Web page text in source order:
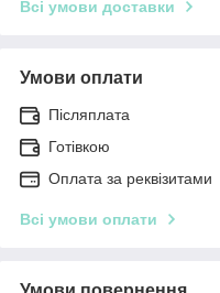
Всі умови доставки
Умови оплати
Післяплата
Готівкою
Оплата за реквізитами
Всі умови оплати